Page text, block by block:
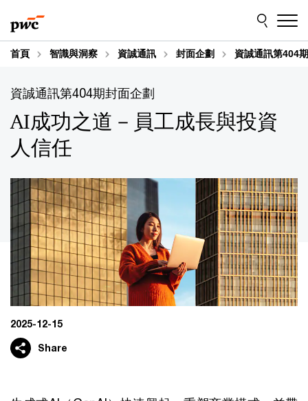
to
content
to
footer
首頁 智識與洞察 資誠通訊 封面企劃 資誠通訊第404
資誠通訊第404期封面企劃
AI成功之道－員工成長與投資
人信任
2025-12-15
Share
返回目錄：